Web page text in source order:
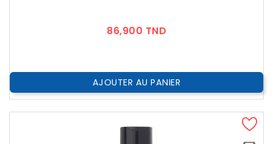
86,900 TND
AJOUTER AU PANIER